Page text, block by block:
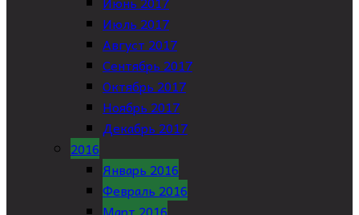
Июль 2017
Август 2017
Сентябрь 2017
Октябрь 2017
Ноябрь 2017
Декабрь 2017
2016
Январь 2016
Февраль 2016